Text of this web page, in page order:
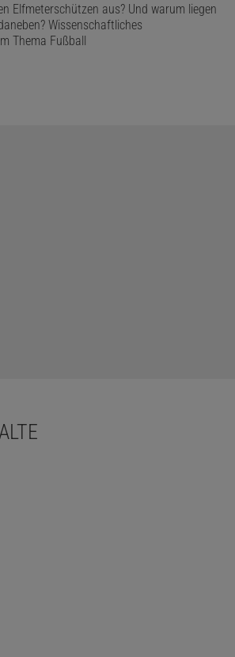
Elfmeterschützen aus? Und warum liegen
Wissenschaftliches
Thema Fußball